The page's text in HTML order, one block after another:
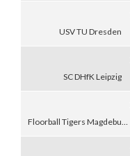
USV TU Dresden
SC DHfK Leipzig
Floorball Tigers Magdeburg